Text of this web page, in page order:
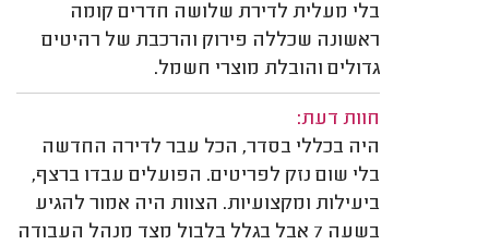
בלי מעלית לדירת שלושה חדרים קומה
ראשונה שכללה פירוק והרכבת של רהיטים
גדולים והובלת מוצרי חשמל.
חוות דעת:
היה בכללי בסדר, הכל עבר לדירה החדשה
בלי שום נזק לפריטים. הפועלים עבדו ברצף,
ביעילות ומקצועיות. הצוות היה אמור להגיע
בשעה 7 אבל בגלל בלבול מצד מנהל העבודה